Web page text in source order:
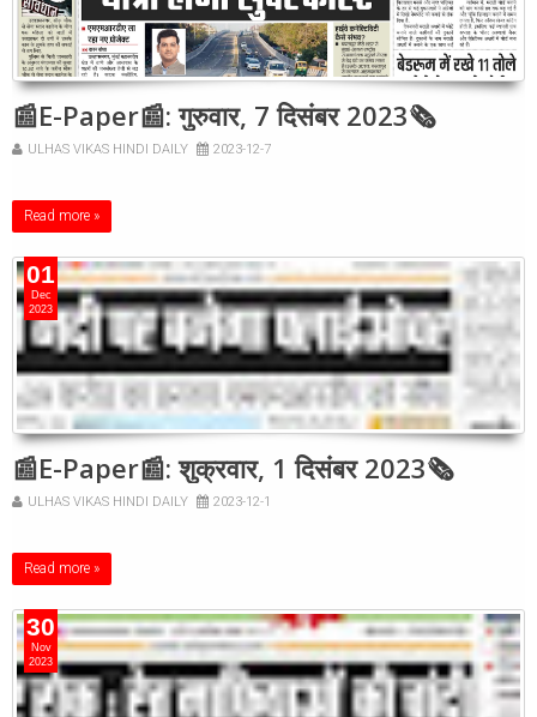
📰E-Paper📰: गुरुवार, 7 दिसंबर 2023🗞
ULHAS VIKAS HINDI DAILY 2023-12-7
Read more »
01
Dec
2023
📰E-Paper📰: शुक्रवार, 1 दिसंबर 2023🗞
ULHAS VIKAS HINDI DAILY 2023-12-1
Read more »
30
Nov
2023